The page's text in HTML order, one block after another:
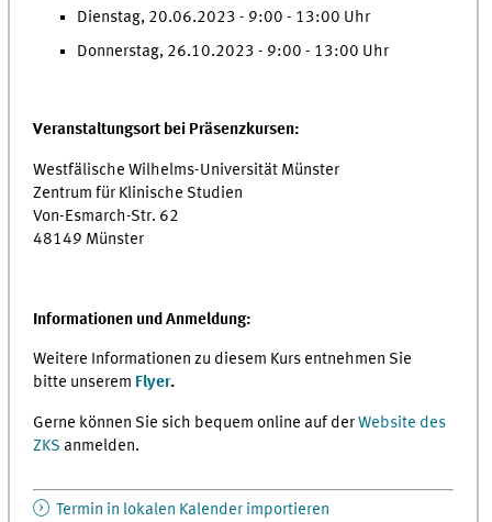
Dienstag, 20.06.2023 - 9:00 - 13:00 Uhr
Donnerstag, 26.10.2023 - 9:00 - 13:00 Uhr
Veranstaltungsort bei Präsenzkursen:
Westfälische Wilhelms-Universität Münster
Zentrum für Klinische Studien
Von-Esmarch-Str. 62
48149 Münster
Informationen und Anmeldung:
Weitere Informationen zu diesem Kurs entnehmen Sie
bitte unserem Flyer.
Gerne können Sie sich bequem online auf derWebsite des
ZKS anmelden.
Termin in lokalen Kalender importieren